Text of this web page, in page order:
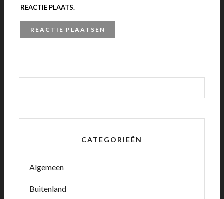
REACTIE PLAATS.
CATEGORIEËN
Algemeen
Buitenland